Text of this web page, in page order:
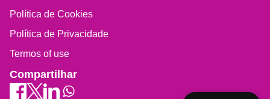
Política de Cookies
Política de Privacidade
Termos of use
Compartilhar